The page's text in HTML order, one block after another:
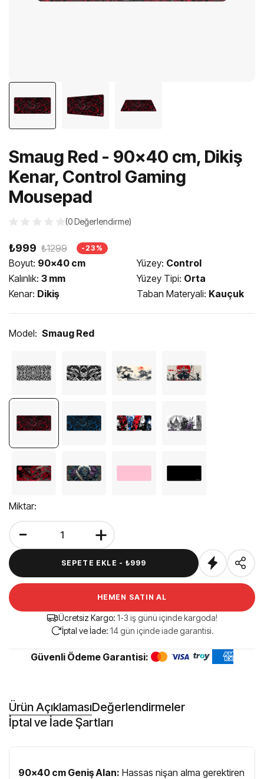
Smaug Red - 90x40 cm, Dikiş
Kenar, Control Gaming
Mousepad
(0 Değerlendirme)
₺999 ₺1299 -23%
Boyut: 90x40 cm
Kalınlık: 3 mm
Kenar: Dikiş
Yüzey: Control
Yüzey Tipi: Orta
Taban Materyali: Kauçuk
Model: Smaug Red
Miktar:
- +
SEPETE EKLE - ₺999
HEMEN SATIN AL
Ücretsiz Kargo: 1-3 iş günü içinde kargoda!
İptal ve İade: 14 gün içinde iade garantisi.
Güvenli Ödeme Garantisi:
Ürün AçıklamasıDeğerlendirmeler
İptal ve İade Şartları
90x40 cm Geniş Alan: Hassas nişan alma gerektiren